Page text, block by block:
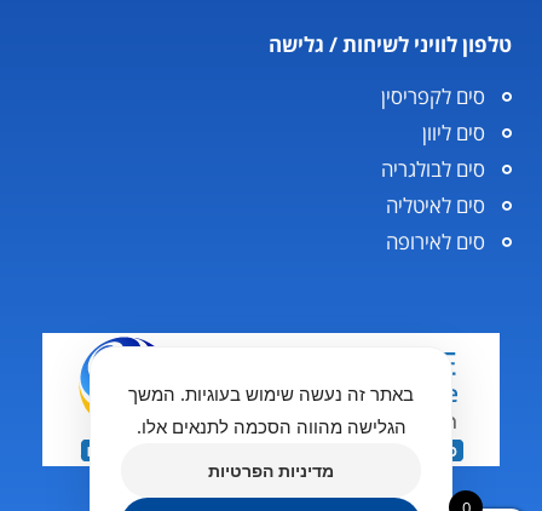
טלפון לוויני לשיחות / גלישה
סים לקפריסין
סים ליוון
סים לבולגריה
סים לאיטליה
סים לאירופה
באתר זה נעשה שימוש בעוגיות. המשך
הגלישה מהווה הסכמה לתנאים אלו.
מדיניות הפרטיות